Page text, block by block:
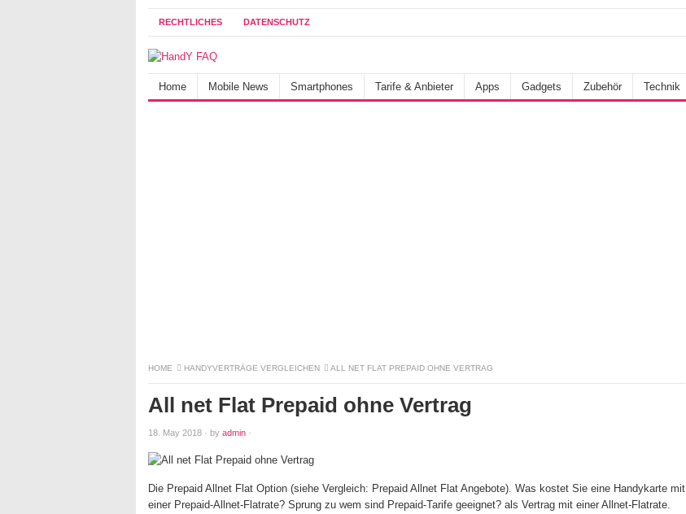
RECHTLICHES DATENSCHUTZ
Home Mobile News Smartphones Tarife & Anbieter Apps Gadgets Zubehör Technik
HOME HANDYVERTRÄGE VERGLEICHEN ALL NET FLAT PREPAID OHNE VERTRAG
All net Flat Prepaid ohne Vertrag
18. May 2018 · by admin ·
Die Prepaid Allnet Flat Option (siehe Vergleich: Prepaid Allnet Flat Angebote). Was kostet Sie eine Handykarte mit
einer Prepaid-Allnet-Flatrate? Sprung zu wem sind Prepaid-Tarife geeignet? als Vertrag mit einer Allnet-Flatrate.